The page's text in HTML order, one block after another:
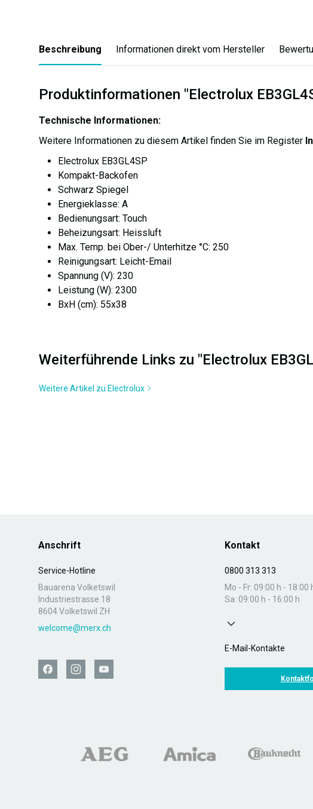
Beschreibung Informationen direkt vom Hersteller
Produktinformationen "Electrolux
Technische Informationen:
Weitere Informationen zu diesem Artikel finden Sie im Register
Electrolux EB3GL4SP
Kompakt-Backofen
Schwarz Spiegel
Energieklasse: A
Bedienungsart: Touch
Beheizungsart: Heissluft
Max. Temp. bei Ober-/ Unterhitze °C: 250
Reinigungsart: Leicht-Email
Spannung (V): 230
Leistung (W): 2300
BxH (cm): 55x38
Weiterführende Links zu "Electrolux
Weitere Artikel zu Electrolux
Anschrift
Service-Hotline
Bauarena Volketswil
Industriestrasse 18
8604 Volketswil ZH
welcome@merx.ch
Kontakt
0800 313 313
Mo - Fr: 09:00 h - 18:00
Sa: 09:00 h - 16:00 h
E-Mail-Kontakte